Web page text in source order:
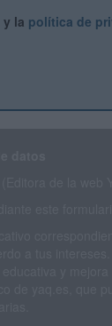
y la política de